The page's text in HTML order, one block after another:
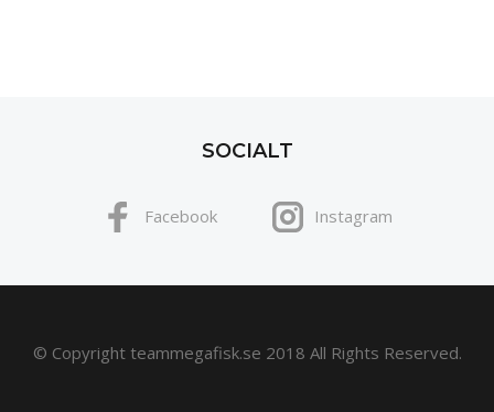
SOCIALT
Facebook Instagram
© Copyright teammegafisk.se 2018 All Rights Reserved.